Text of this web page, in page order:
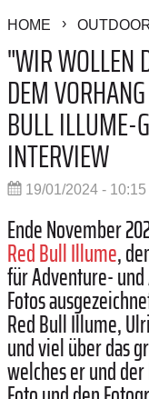
HOME
"WIR WOLLEN
DEM
BULL ILLUME-
INTERVIEW
19/01/2024 - 10:15
Ende November
Red Bull Illume,
für Adventure-
Fotos
Red Bull Illume,
und viel über das
welches er und